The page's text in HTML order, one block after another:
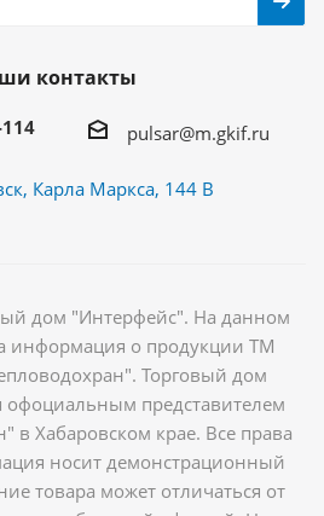
контакты
pulsar@m.gkif.ru
Карла Маркса, 144 В
дом "Интерфейс". На данном
информация о продукции ТМ
Торговый дом
офоциальным представителем
в Хабаровском крае. Все права
носит демонстрационный
товара может отличаться от